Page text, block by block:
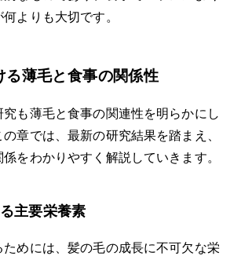
よりも大切です。
る薄毛と食事の関係性
も薄毛と食事の関連性を明らかにし
章では、最新の研究結果を踏まえ、
をわかりやすく解説していきます。
主要栄養素
めには、髪の毛の成長に不可欠な栄